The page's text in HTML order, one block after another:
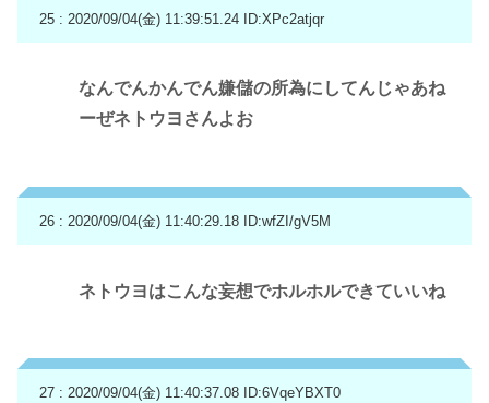
25 : 2020/09/04(金) 11:39:51.24 ID:XPc2atjqr
なんでんかんでん嫌儲の所為にしてんじゃあね
ーぜネトウヨさんよお
26 : 2020/09/04(金) 11:40:29.18 ID:wfZI/gV5M
ネトウヨはこんな妄想でホルホルできていいね
27 : 2020/09/04(金) 11:40:37.08 ID:6VqeYBXT0